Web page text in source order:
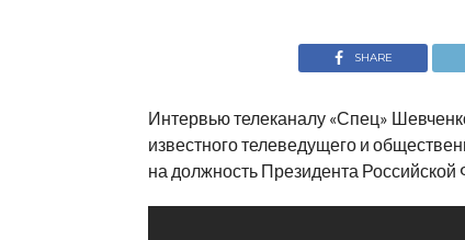
SHARE
Интервью телеканалу «Спец»
известного телеведущего и
на должность Президента